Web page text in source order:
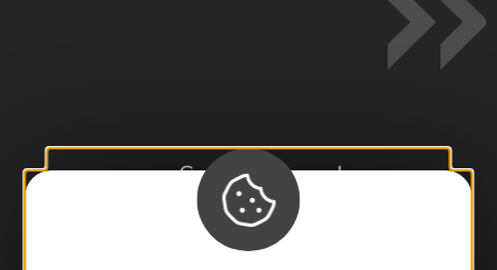
Contactez-nous !
Foire aux questions
Brochures